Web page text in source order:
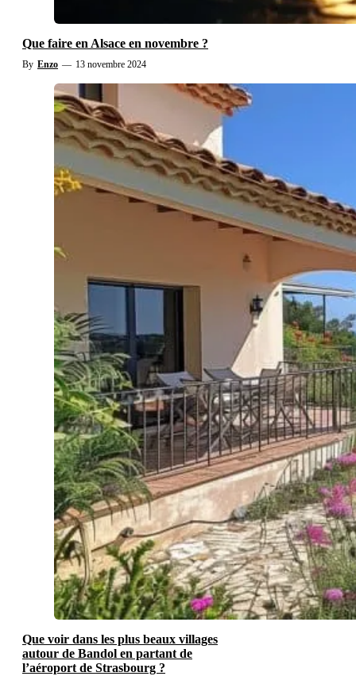
Que faire en Alsace en novembre ?
By Enzo — 13 novembre 2024
Que voir dans les plus beaux villages
autour de Bandol en partant de
l’aéroport de Strasbourg ?